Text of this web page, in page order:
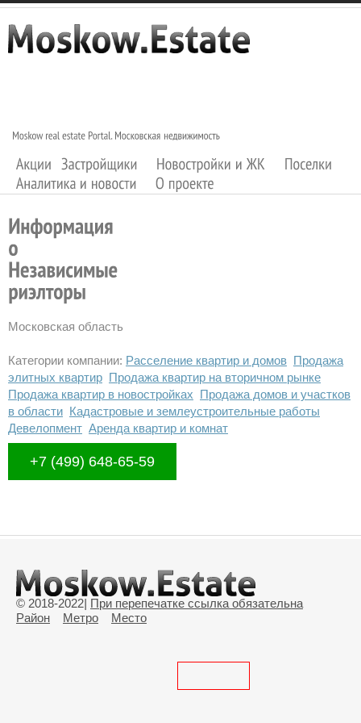
Московская область
Категории компании: Расселение квартир и домов Продажа
элитных квартир Продажа квартир на вторичном рынке
Продажа квартир в новостройках Продажа домов и участков
в области Кадастровые и землеустроительные работы
Девелопмент Аренда квартир и комнат
+7 (499) 648-65-59
© 2018-2022| При перепечатке ссылка обязательна
Район
Метро Место